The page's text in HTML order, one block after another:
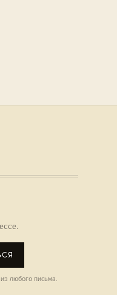
любого письма.